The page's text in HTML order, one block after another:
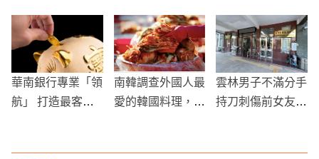
華南銀行專業「領
航」 打造最客製
南韓調查外國人最
愛的韓國料理，泡
雲林男子不滿分手
持刀刺傷前女友